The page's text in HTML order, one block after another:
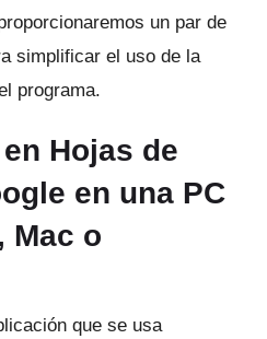
un par de
simplificar el uso de la
programa.
Hojas de
en una PC
Mac o
que se usa